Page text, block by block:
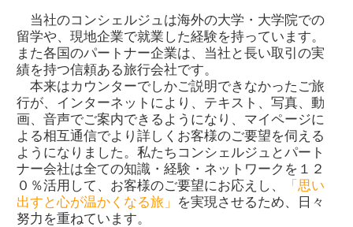
当社のコンシェルジュは海外の大学・大学院での
留学や、現地企業で就業した経験を持っています。
また各国のパートナー企業は、当社と長い取引の実
績を持つ信頼ある旅行会社です。
本来はカウンターでしかご説明できなかったご旅
行が、インターネットにより、テキスト、写真、動
画、音声でご案内できるようになり、マイページに
よる相互通信でより詳しくお客様のご要望を伺える
ようになりました。私たちコンシェルジュとパート
ナー会社は全ての知識・経験・ネットワークを１２
０％活用して、お客様のご要望にお応えし、
「思い
出すと心が温かくなる旅」 を実現させるため、日々
努力を重ねています。